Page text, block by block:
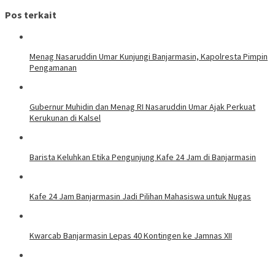
Pos terkait
Menag Nasaruddin Umar Kunjungi Banjarmasin, Kapolresta Pimpin
Pengamanan
Gubernur Muhidin dan Menag RI Nasaruddin Umar Ajak Perkuat
Kerukunan di Kalsel
Barista Keluhkan Etika Pengunjung Kafe 24 Jam di Banjarmasin
Kafe 24 Jam Banjarmasin Jadi Pilihan Mahasiswa untuk Nugas
Kwarcab Banjarmasin Lepas 40 Kontingen ke Jamnas XII